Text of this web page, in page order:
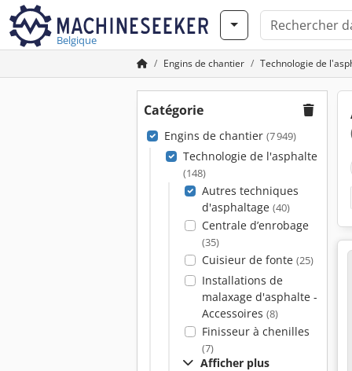
Belgique
Engins de chantier Technologie de
Catégorie
Engins de chantier (7 949)
Technologie de l'asphalte
(148)
Autres techniques
d'asphaltage (40)
Centrale d’enrobage
(35)
Cuisieur de fonte (25)
Installations de
malaxage d'asphalte -
Accessoires (8)
Finisseur à chenilles
(7)
Afficher plus